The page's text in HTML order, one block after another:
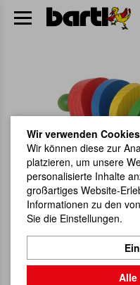
Wir verwenden Cookies
Wir können diese zur
platzieren, um unsere
personalisierte Inhalte
großartiges Website-
Informationen zu den
Sie die Einstellungen.
Alle